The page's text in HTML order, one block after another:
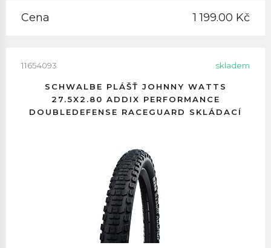
Cena 1 199.00 Kč
11654093 skladem
SCHWALBE PLÁŠŤ JOHNNY WATTS
27.5X2.80 ADDIX PERFORMANCE
DOUBLEDEFENSE RACEGUARD SKLÁDACÍ